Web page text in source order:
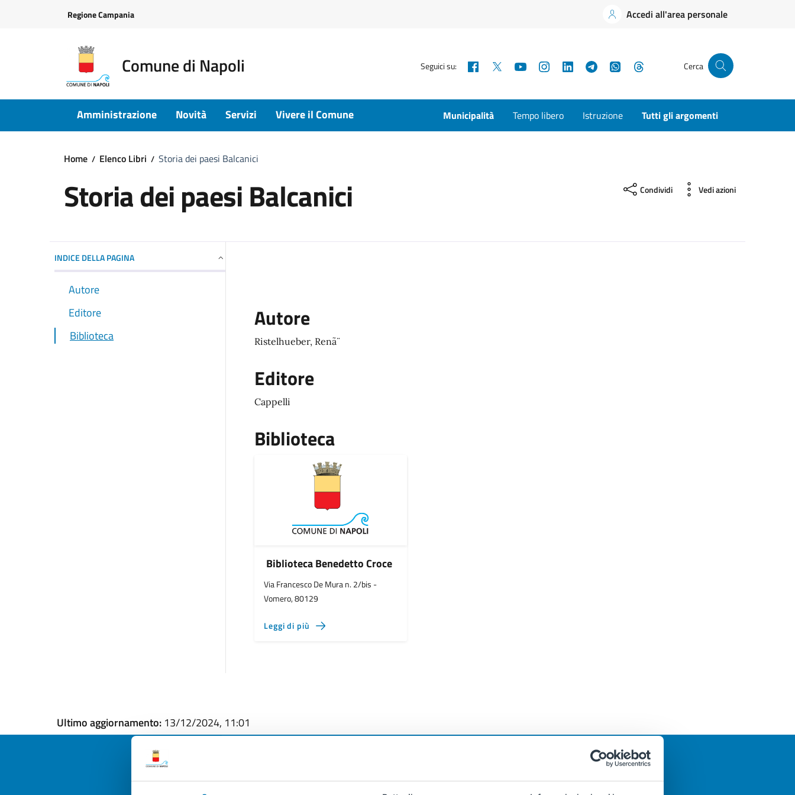
Regione Campania Accedi all'area personale
Comune di Napoli Seguici su: Facebook YouTubeInstagramLinkedInTelegramWhatsApp Cerca
Amministrazione Novità Servizi Vivere il Comune Municipalità Tempo libero Istruzione Tutti gli argomenti
Home Elenco Libri Storia dei paesi Balcanici
Storia dei paesi Balcanici Condividi Vedi azioni
INDICE DELLA PAGINA
Autore
Editore
Biblioteca
Autore
Ristelhueber, Renã¨
Editore
Cappelli
Biblioteca
Biblioteca Benedetto Croce
Via Francesco De Mura n. 2/bis -
Vomero, 80129
Leggi di più
Ultimo aggiornamento: 13/12/2024, 11:01